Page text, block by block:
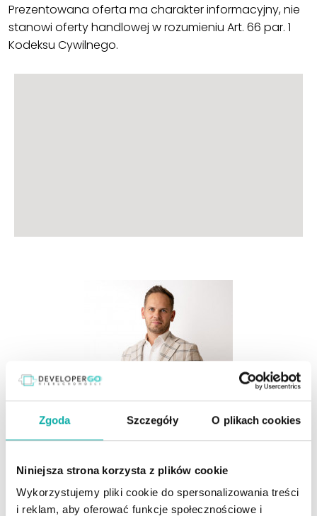
Zgoda Szczegóły O plikach cookies
Niniejsza strona korzysta z plików cookie
Wykorzystujemy pliki cookie do spersonalizowania treści
i reklam, aby oferować funkcje społecznościowe i
Prezentowana oferta ma charakter informacyjny, nie
stanowi oferty handlowej w rozumieniu Art. 66 par. 1
Kodeksu Cywilnego.